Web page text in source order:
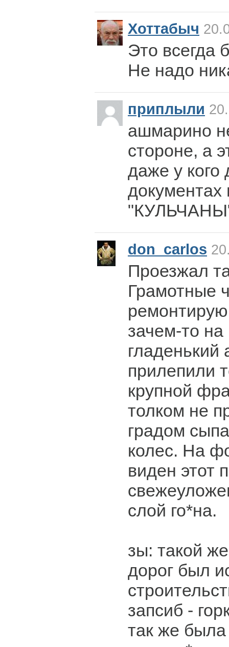
Хоттабыч
Это всегда
Не надо
приплыли
ашмарино
стороне, а
даже у кого
документах
don_carlos
Проезжал
Грамотные
зачем-то на
гладенький
прилепили
крупной
толком не
градом
колес. На
виден этот
слой го*на.
зы: такой
дорог был
запсиб -
так же